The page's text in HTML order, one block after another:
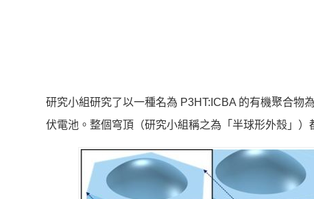
研究小組研究了以一種名為 P3HT:ICBA 的有機聚合物
伏電池。整個穹頂（研究小組稱之為「半球形外殼」）